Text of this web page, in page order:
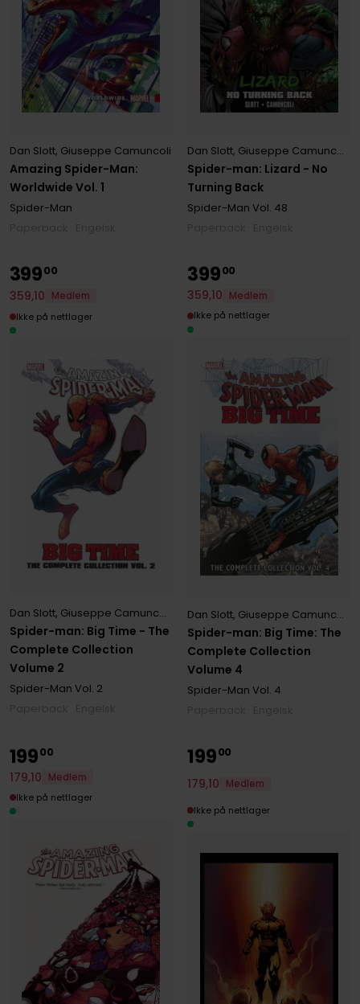
Amazing Spider-Man:
Worldwide Vol. 1
Dan Slott, Giuseppe Camuncoli
Spider-Man
Spider-man: Lizard - No
Turning Back
Dan Slott, Giuseppe Camuncoli
Spider-Man Vol. 48
Spider-man: Big Time - The
Complete Collection
Volume 2
Dan Slott, Giuseppe Camuncoli Humberto Ramos
Spider-Man Vol. 2
39900
359,10
Medlem
Ikke på nettlager
Spider-man: Big Time: The
Complete Collection
Volume 4
Dan Slott, Giuseppe Camuncoli
Spider-Man Vol. 4
39900
359,10
Medlem
Ikke på nettlager
19900
179,10
Medlem
Ikke på nettlager
19900
179,10 Medlem
Ikke på nettlager